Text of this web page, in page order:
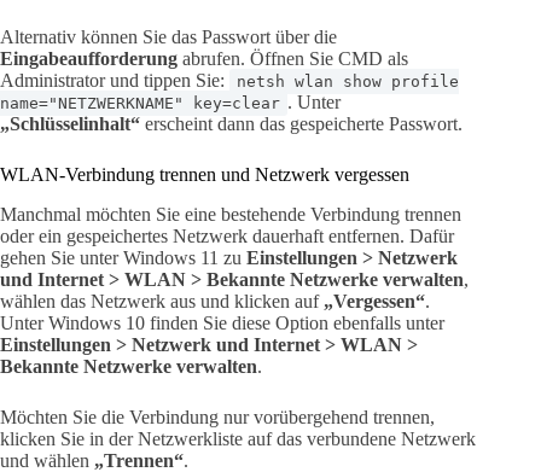
Alternativ können Sie das Passwort über die
Eingabeaufforderung abrufen. Öffnen Sie CMD als
Administrator und tippen Sie:
netsh wlan show profile
name="NETZWERKNAME" key=clear . Unter
„Schlüsselinhalt“ erscheint dann das gespeicherte Passwort.
WLAN-Verbindung trennen und Netzwerk vergessen
Manchmal möchten Sie eine bestehende Verbindung trennen
oder ein gespeichertes Netzwerk dauerhaft entfernen. Dafür
gehen Sie unter Windows 11 zu Einstellungen > Netzwerk
und Internet > WLAN > Bekannte Netzwerke verwalten,
wählen das Netzwerk aus und klicken auf „Vergessen“.
Unter Windows 10 finden Sie diese Option ebenfalls unter
Einstellungen > Netzwerk und Internet > WLAN >
Bekannte Netzwerke verwalten.
Möchten Sie die Verbindung nur vorübergehend trennen,
klicken Sie in der Netzwerkliste auf das verbundene Netzwerk
und wählen „Trennen“.